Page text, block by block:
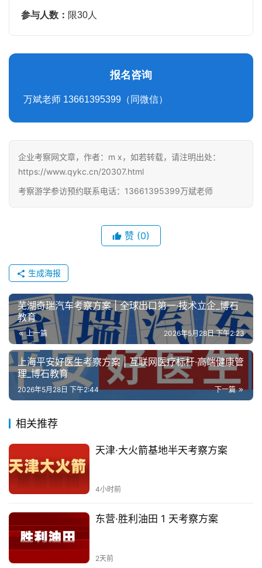
参与人数： 限30人
报名咨询
万斌老师 13661395399（同微信）
企业考察网文章，作者：m x，如若转载，请注明出处：
https://www.qykc.cn/20307.html
考察游学参访预约联系电话：13661395399万斌老师
赞 (0)
生成海报
芜湖奇瑞汽车考察方案 | 全球出口第一·技术立企_博石
教育
上一篇 2026年5月28日 下午2:23
上海平安好医生考察方案 | 互联网医疗标杆·高端健康管
理_博石教育
下一篇
2026年5月28日 下午2:44
相关推荐
天津·大火箭基地半天考察方案
4小时前
东营·胜利油田 1 天考察方案
2天前